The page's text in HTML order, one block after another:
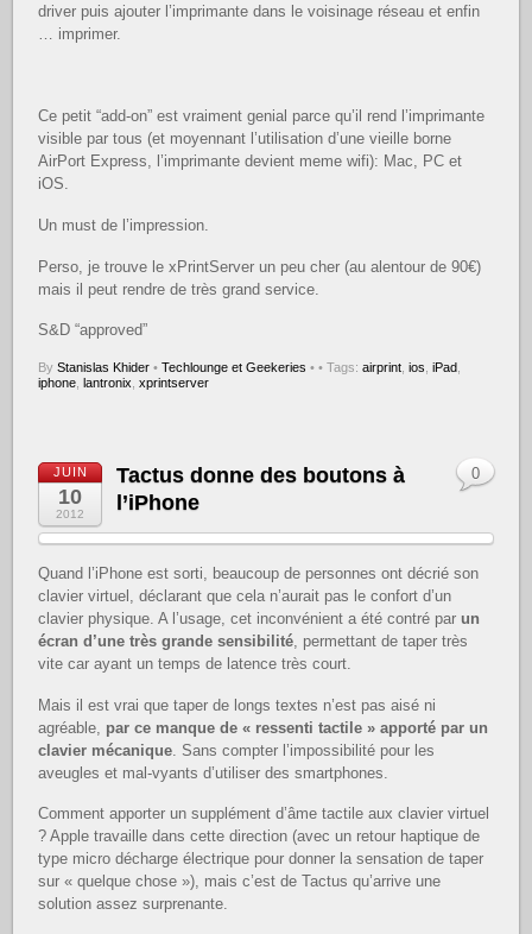
driver puis ajouter l’imprimante dans le voisinage réseau et enfin
… imprimer.
Ce petit “add-on” est vraiment genial parce qu’il rend l’imprimante
visible par tous (et moyennant l’utilisation d’une vieille borne
AirPort Express, l’imprimante devient meme wifi): Mac, PC et
iOS.
Un must de l’impression.
Perso, je trouve le xPrintServer un peu cher (au alentour de 90€)
mais il peut rendre de très grand service.
S&D “approved”
ByStanislas Khider • Techlounge et Geekeries • • Tags:airprint ,ios ,iPad
iphone ,lantronix ,xprintserver
JUIN
10
2012
Tactus donne des boutons à
l’iPhone
Quand l’iPhone est sorti, beaucoup de personnes ont décrié son
clavier virtuel, déclarant que cela n’aurait pas le confort d’un
clavier physique. A l’usage, cet inconvénient a été contré parun
écran d’une très grande sensibilité, permettant de taper très
vite car ayant un temps de latence très court.
Mais il est vrai que taper de longs textes n’est pas aisé ni
agréable, par ce manque de « ressenti tactile » apporté par un
clavier mécanique . Sans compter l’impossibilité pour les
aveugles et mal-vyants d’utiliser des smartphones.
Comment apporter un supplément d’âme tactile aux clavier virtuel
? Apple travaille dans cette direction (avec un retour haptique de
type micro décharge électrique pour donner la sensation de taper
sur « quelque chose »), mais c’est de Tactus qu’arrive une
solution assez surprenante.
0